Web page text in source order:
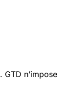
. GTD n’impose